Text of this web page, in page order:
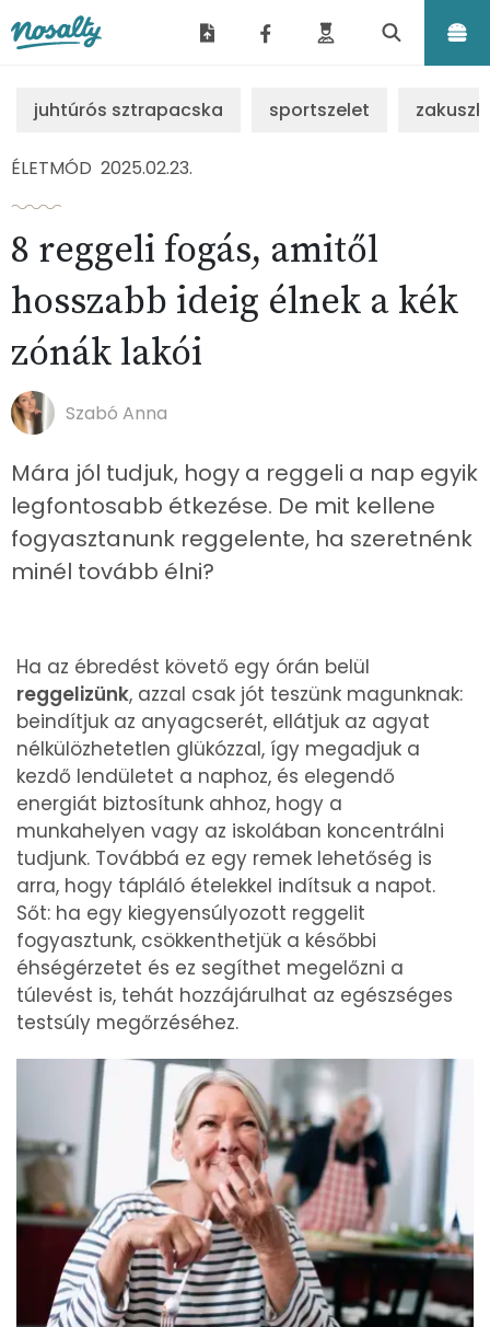
juhtúrós sztrapacska sportszelet
ÉLETMÓD 2025.02.23.
8 reggeli fogás, amitől
hosszabb ideig élnek a kék
zónák lakói
Szabó Anna
Mára jól tudjuk, hogy a reggeli a nap egyik
legfontosabb étkezése. De mit kellene
fogyasztanunk reggelente, ha szeretnénk
minél tovább élni?
Ha az ébredést követő egy órán belül
reggelizünk, azzal csak jót teszünk magunknak:
beindítjuk az anyagcserét, ellátjuk az agyat
nélkülözhetetlen glükózzal, így megadjuk a
kezdő lendületet a naphoz, és elegendő
energiát biztosítunk ahhoz, hogy a
munkahelyen vagy az iskolában koncentrálni
tudjunk. Továbbá ez egy remek lehetőség is
arra, hogy tápláló ételekkel indítsuk a napot.
Sőt: ha egy kiegyensúlyozott reggelit
fogyasztunk, csökkenthetjük a későbbi
éhségérzetet és ez segíthet megelőzni a
túlevést is, tehát hozzájárulhat az egészséges
testsúly megőrzéséhez.